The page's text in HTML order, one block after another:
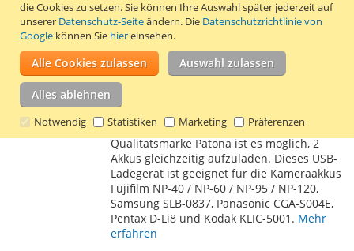
die Cookies zu setzen.Sie können Ihre Auswahl später jederzeit auf
unserer Datenschutz-Seiteändern. Die Datenschutzrichtlinie von
Google können Sie hiereinsehen.
Alle Cookies zulassen Auswahl zulassen
Alles ablehnen
Notwendig Statistiken Marketing Präferenzen
15,93 €
Inkl. 19% MwSt.
In den Warenkorb
WUNSCHLISTE
HINZUFÜGEN
VERGLEICHSLISTE
HINZUFÜGEN
Mit diesem USB-Ladegerät der deutschen
Qualitätsmarke Patona ist es möglich, 2
Akkus gleichzeitig aufzuladen. Dieses USB-
Ladegerät ist geeignet für die Kameraakkus
Fujifilm NP-40 / NP-60 / NP-95 / NP-120,
Samsung SLB-0837, Panasonic CGA-S004E,
Pentax D-Li8 und Kodak KLIC-5001. Mehr
erfahren